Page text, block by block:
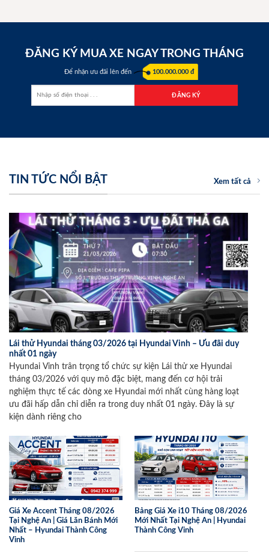
ĐĂNG KÝ MUA XE NGAY TRONG THÁNG
Để nhận ưu đãi lên đến 100.000.000 đ
TIN TỨC NỔI BẬT Xem tất cả
Lái thử Hyundai tháng 03/2026 tại Hyundai Vinh – Ưu đãi duy
nhất 01 ngày
Hyundai Vinh trân trọng tổ chức sự kiện Lái thử xe Hyundai
tháng 03/2026 với quy mô đặc biệt, mang đến cơ hội trải
nghiệm thực tế các dòng xe Hyundai mới nhất cùng hàng loạt
ưu đãi hấp dẫn chỉ diễn ra trong duy nhất 01 ngày. Đây là sự
kiện dành riêng cho
Giá Xe Accent Tháng 08/2026
Tại Nghệ An | Giá Lăn Bánh Mới
Nhất – Hyundai Thành Công
Vinh
Bảng Giá Xe i10 Tháng 08/2026
Mới Nhất Tại Nghệ An | Hyundai
Thành Công Vinh